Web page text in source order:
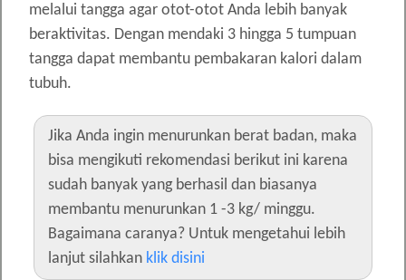
melalui tangga agar otot-otot Anda lebih banyak
beraktivitas. Dengan mendaki 3 hingga 5 tumpuan
tangga dapat membantu pembakaran kalori dalam
tubuh.
Jika Anda ingin menurunkan berat badan, maka
bisa mengikuti rekomendasi berikut ini karena
sudah banyak yang berhasil dan biasanya
membantu menurunkan 1 -3 kg/ minggu.
Bagaimana caranya? Untuk mengetahui lebih
lanjut silahkan klik disini